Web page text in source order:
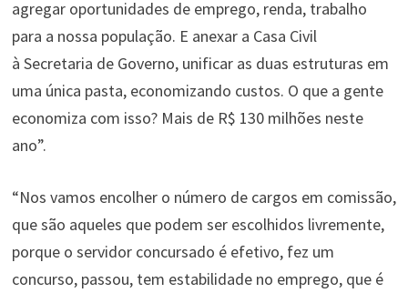
agregar oportunidades de emprego, renda, trabalho
para a nossa população. E anexar a Casa Civil
à Secretaria de Governo, unificar as duas estruturas em
uma única pasta, economizando custos. O que a gente
economiza com isso? Mais de R$ 130 milhões neste
ano”.
“Nos vamos encolher o número de cargos em comissão,
que são aqueles que podem ser escolhidos livremente,
porque o servidor concursado é efetivo, fez um
concurso, passou, tem estabilidade no emprego, que é